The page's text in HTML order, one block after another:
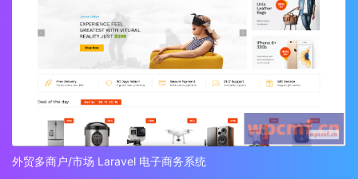
外贸多商户/市场 Laravel 电子商务系统